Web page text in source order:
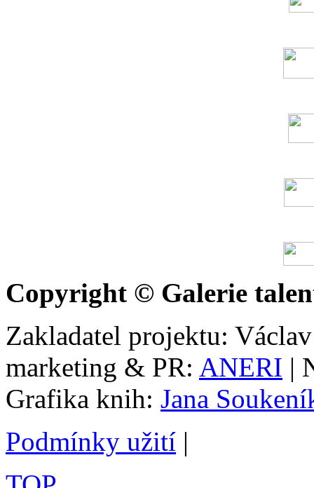
Copyright © Galerie
Zakladatel projektu:
marketing & PR: ANERI |
Grafika knih: Jana
Podmínky užití |